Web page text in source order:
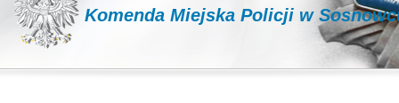
Komenda Miejska Policji w